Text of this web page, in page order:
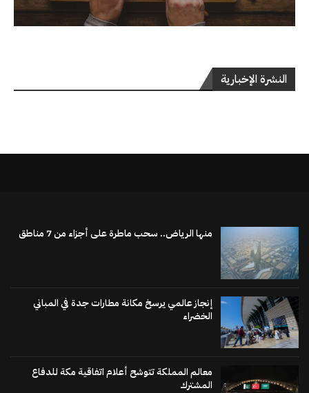
النشرة الإخبارية
منها الرياض.. سحب ماطرة على أجزاء من 7 مناطق
إنجاز عالمي يرسخ مكانة مطارات جدة في المباني
الخضراء
معالم المملكة تتوشح أعلام اتفاقية مكة للدفاع
المشترك